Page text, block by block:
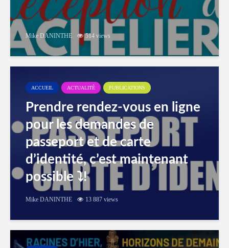
Mike DANINTHE 514 views
ACCUEIL ACTUALITÉ PUBLICATIONS
Prendre rendez-vous en ligne
pour les demandes de
passeport et de carte
d’identité, c’est maintenant
possible ⤵️!
Mike DANINTHE 13 887 views